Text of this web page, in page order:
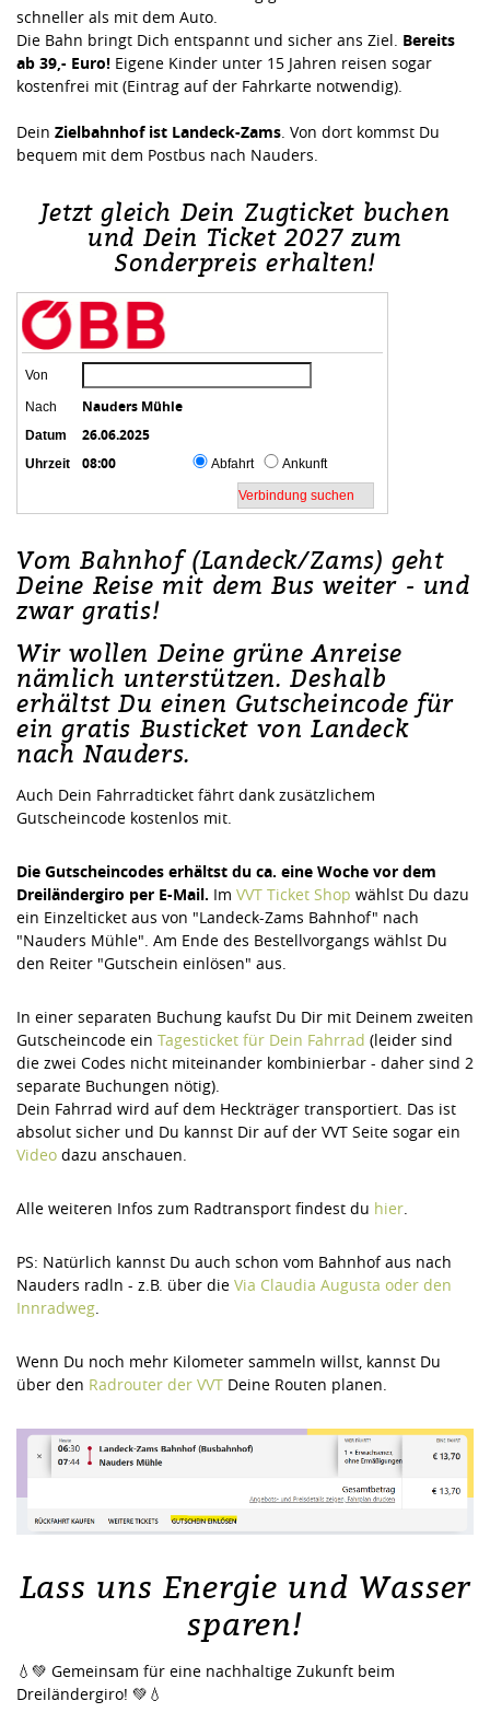
schneller als mit dem Auto.
Die Bahn bringt Dich entspannt und sicher ans Ziel. Bereits
ab 39,- Euro! Eigene Kinder unter 15 Jahren reisen sogar
kostenfrei mit (Eintrag auf der Fahrkarte notwendig).
Dein Zielbahnhof ist Landeck-Zams. Von dort kommst Du
bequem mit dem Postbus nach Nauders.
Jetzt gleich Dein Zugticket buchen
und Dein Ticket 2027 zum
Sonderpreis erhalten!
Von
Nach Nauders Mühle
Datum 26.06.2025
Uhrzeit 08:00 Abfahrt Ankunft
Vom Bahnhof (Landeck/Zams) geht
Deine Reise mit dem Bus weiter - und
zwar gratis!
Wir wollen Deine grüne Anreise
nämlich unterstützen. Deshalb
erhältst Du einen Gutscheincode für
ein gratis Busticket von Landeck
nach Nauders.
Auch Dein Fahrradticket fährt dank zusätzlichem
Gutscheincode kostenlos mit.
Die Gutscheincodes erhältst du ca. eine Woche vor dem
Dreiländergiro per E-Mail. Im VVT Ticket Shop wählst Du dazu
ein Einzelticket aus von "Landeck-Zams Bahnhof" nach
"Nauders Mühle". Am Ende des Bestellvorgangs wählst Du
den Reiter "Gutschein einlösen" aus.
In einer separaten Buchung kaufst Du Dir mit Deinem zweiten
Gutscheincode ein Tagesticket für Dein Fahrrad (leider sind
die zwei Codes nicht miteinander kombinierbar - daher sind 2
separate Buchungen nötig).
Dein Fahrrad wird auf dem Heckträger transportiert. Das ist
absolut sicher und Du kannst Dir auf der VVT Seite sogar ein
Video dazu anschauen.
Alle weiteren Infos zum Radtransport findest du hier.
PS: Natürlich kannst Du auch schon vom Bahnhof aus nach
Nauders radln - z.B. über die Via Claudia Augusta oder den
Innradweg.
Wenn Du noch mehr Kilometer sammeln willst, kannst Du
über den Radrouter der VVT Deine Routen planen.
Lass uns Energie und Wasser
sparen!
💧💚 Gemeinsam für eine nachhaltige Zukunft beim
Dreiländergiro! 💚💧